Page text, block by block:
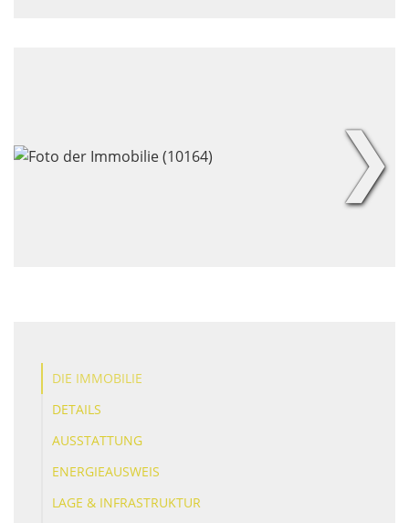
❯
DIE IMMOBILIE
DETAILS
AUSSTATTUNG
ENERGIEAUSWEIS
LAGE & INFRASTRUKTUR